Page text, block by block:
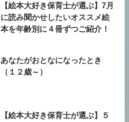
【絵本大好き保育士が選ぶ】7月
に読み聞かせしたいオススメ絵
本を年齢別に４冊ずつご紹介！
あなたがおとなになったとき
（１２歳～）
【絵本大好き保育士が選ぶ】５